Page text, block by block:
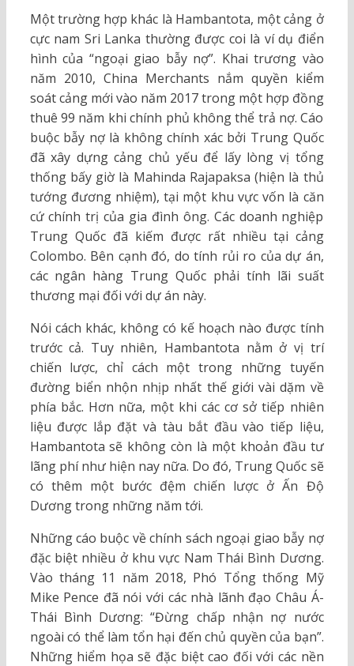
Một trường hợp khác là Hambantota, một cảng ở
cực nam Sri Lanka thường được coi là ví dụ điển
hình của “ngoại giao bẫy nợ”. Khai trương vào
năm 2010, China Merchants nắm quyền kiểm
soát cảng mới vào năm 2017 trong một hợp đồng
thuê 99 năm khi chính phủ không thể trả nợ. Cáo
buộc bẫy nợ là không chính xác bởi Trung Quốc
đã xây dựng cảng chủ yếu để lấy lòng vị tổng
thống bấy giờ là Mahinda Rajapaksa (hiện là thủ
tướng đương nhiệm), tại một khu vực vốn là căn
cứ chính trị của gia đình ông. Các doanh nghiệp
Trung Quốc đã kiếm được rất nhiều tại cảng
Colombo. Bên cạnh đó, do tính rủi ro của dự án,
các ngân hàng Trung Quốc phải tính lãi suất
thương mại đối với dự án này.
Nói cách khác, không có kế hoạch nào được tính
trước cả. Tuy nhiên, Hambantota nằm ở vị trí
chiến lược, chỉ cách một trong những tuyến
đường biển nhộn nhịp nhất thế giới vài dặm về
phía bắc. Hơn nữa, một khi các cơ sở tiếp nhiên
liệu được lắp đặt và tàu bắt đầu vào tiếp liệu,
Hambantota sẽ không còn là một khoản đầu tư
lãng phí như hiện nay nữa. Do đó, Trung Quốc sẽ
có thêm một bước đệm chiến lược ở Ấn Độ
Dương trong những năm tới.
Những cáo buộc về chính sách ngoại giao bẫy nợ
đặc biệt nhiều ở khu vực Nam Thái Bình Dương.
Vào tháng 11 năm 2018, Phó Tổng thống Mỹ
Mike Pence đã nói với các nhà lãnh đạo Châu Á-
Thái Bình Dương: “Đừng chấp nhận nợ nước
ngoài có thể làm tổn hại đến chủ quyền của bạn”.
Những hiểm họa sẽ đặc biệt cao đối với các nền